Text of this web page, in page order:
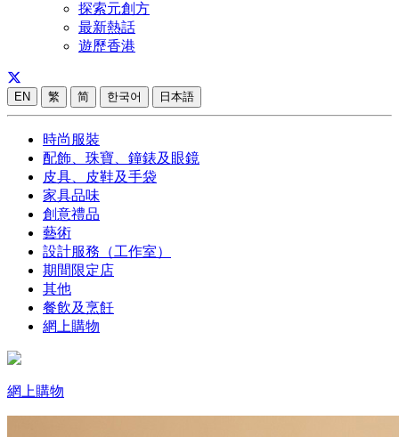
探索元創方
最新熱話
遊歷香港
EN 繁 简 한국어 日本語
時尚服裝
配飾、珠寶、鐘錶及眼鏡
皮具、皮鞋及手袋
家具品味
創意禮品
藝術
設計服務（工作室）
期間限定店
其他
餐飲及烹飪
網上購物
網上購物